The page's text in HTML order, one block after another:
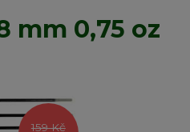
mm 0,75 oz
159 Kč